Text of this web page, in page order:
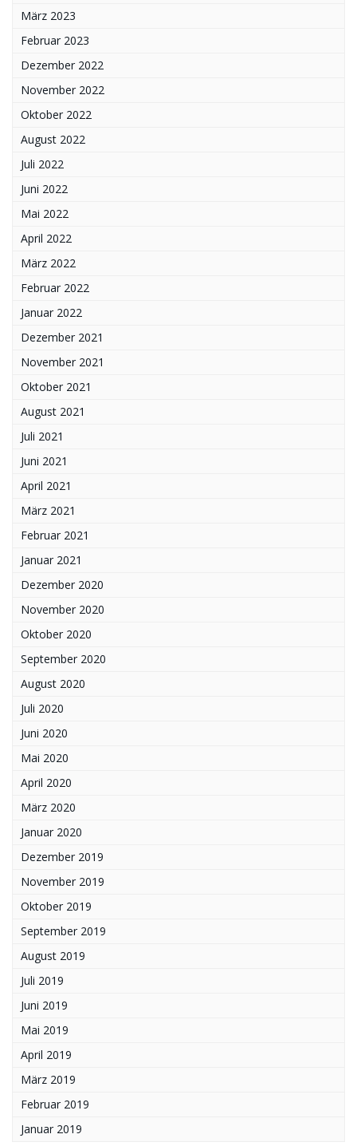
März 2023
Februar 2023
Dezember 2022
November 2022
Oktober 2022
August 2022
Juli 2022
Juni 2022
Mai 2022
April 2022
März 2022
Februar 2022
Januar 2022
Dezember 2021
November 2021
Oktober 2021
August 2021
Juli 2021
Juni 2021
April 2021
März 2021
Februar 2021
Januar 2021
Dezember 2020
November 2020
Oktober 2020
September 2020
August 2020
Juli 2020
Juni 2020
Mai 2020
April 2020
März 2020
Januar 2020
Dezember 2019
November 2019
Oktober 2019
September 2019
August 2019
Juli 2019
Juni 2019
Mai 2019
April 2019
März 2019
Februar 2019
Januar 2019